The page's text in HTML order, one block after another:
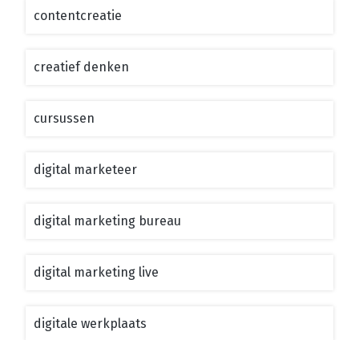
contentcreatie
creatief denken
cursussen
digital marketeer
digital marketing bureau
digital marketing live
digitale werkplaats